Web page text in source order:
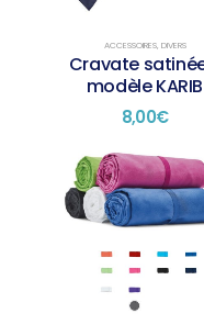
ACCESSOIRES, DIVERS
Cravate
modèle KARIB
8,00€